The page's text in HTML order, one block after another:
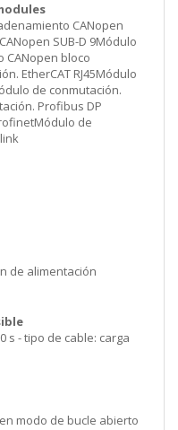
CANopen
SUB-D 9Módulo
CANopen bloco
EtherCAT RJ45Módulo
de conmutación.
Profibus DP
de
de alimentación
s - tipo de cable: carga
modo de bucle abierto